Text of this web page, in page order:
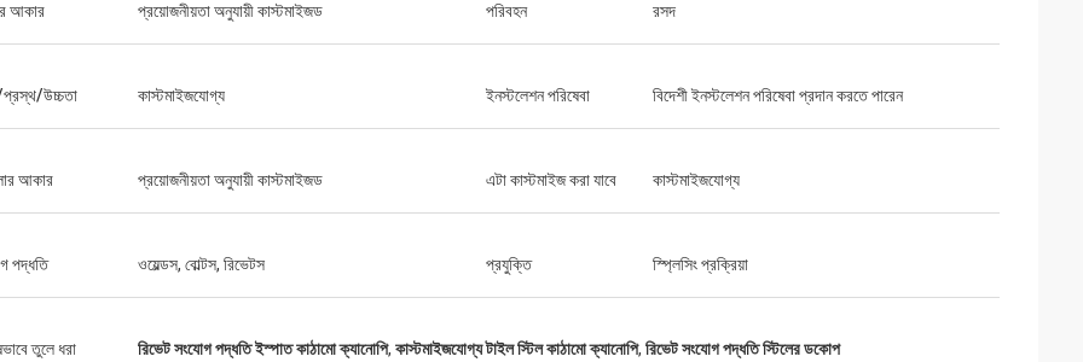
আকার প্রয়োজনীয়তা অনুযায়ী কাস্টমাইজড পরিবহন রসদ
প্রস্থ/উচ্চতা কাস্টমাইজযোগ্য ইনস্টলেশন পরিষেবা বিদেশী ইনস্টলেশন পরিষেবা প্রদান করতে পারেন
আকার প্রয়োজনীয়তা অনুযায়ী কাস্টমাইজড এটা কাস্টমাইজ করা যাবে কাস্টমাইজযোগ্য
পদ্ধতি ওয়েল্ডস, বোল্টস, রিভেটস প্রযুক্তি স্প্লিসিং প্রক্রিয়া
তুলে ধরা রিভেট সংযোগ পদ্ধতি ইস্পাত কাঠামো ক্যানোপি, কাস্টমাইজযোগ্য টাইল স্টিল কাঠামো ক্যানোপি, রিভেট সংযোগ পদ্ধতি স্টিলের ডকোপ